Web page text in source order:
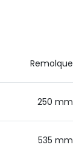
Remolque
250 mm
535 mm